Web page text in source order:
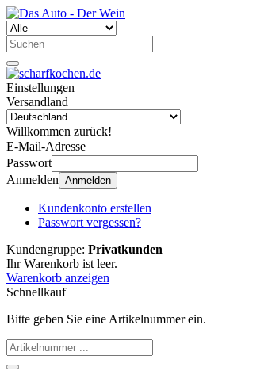
Einstellungen
Versandland
Willkommen zurück!
E-Mail-Adresse
Passwort
Anmelden Anmelden
Kundenkonto erstellen
Passwort vergessen?
Kundengruppe: Privatkunden
Ihr Warenkorb ist leer.
Warenkorb anzeigen
Schnellkauf
Bitte geben Sie eine Artikelnummer ein.